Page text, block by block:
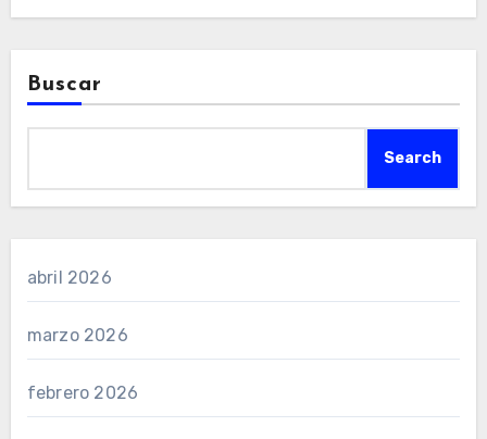
Buscar
Search
abril 2026
marzo 2026
febrero 2026